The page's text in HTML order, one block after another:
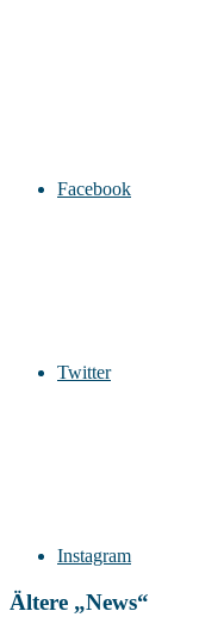
Facebook
Twitter
Instagram
Ältere „News“